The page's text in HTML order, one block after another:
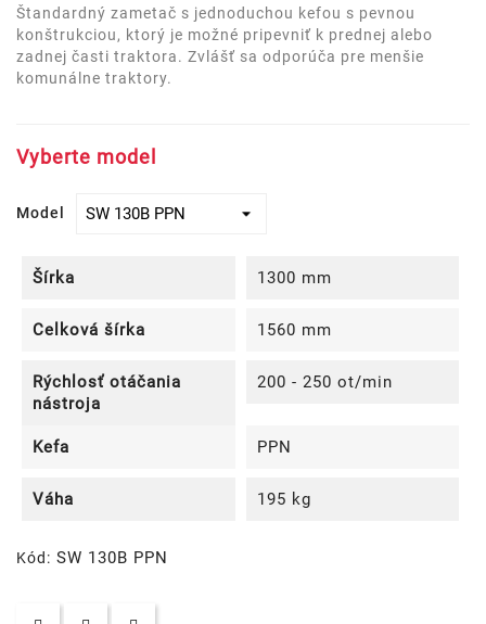
Štandardný zametač s jednoduchou kefou s pevnou
konštrukciou, ktorý je možné pripevniť k prednej alebo
zadnej časti traktora. Zvlášť sa odporúča pre menšie
komunálne traktory.
Vyberte model
Model
Šírka 1300 mm
Celková šírka 1560 mm
Rýchlosť otáčania
nástroja
200 - 250 ot/min
Kefa PPN
Váha 195 kg
Kód: SW 130B PPN